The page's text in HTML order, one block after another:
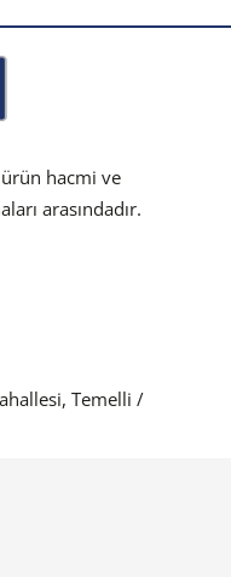
ürün hacmi ve
arasındadır.
Temelli /